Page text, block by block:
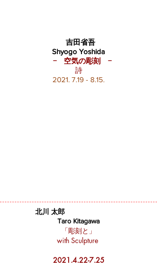
吉田省吾
Shyogo Yoshida
− 空気の彫刻 −
詩
2021. 7.19 - 8.15.
北川 太郎
Taro Kitagawa
「彫刻と」
with Sculpture
2021.4.22-7.25